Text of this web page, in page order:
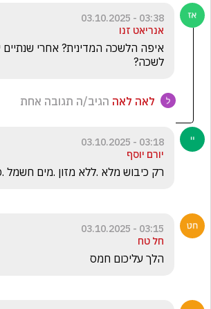
03:38 - 03.10.2025
אנריאט זנו
לשכה?
לאה לאה הגיב/ה תגובה אחת
03:18 - 03.10.2025
יורם יוסף
רק כיבוש מלא .ללא מזון .מים חשמל
03:15 - 03.10.2025
חל טח
הלך עליכום חמס